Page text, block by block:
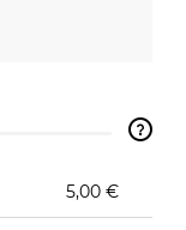
5,00 €